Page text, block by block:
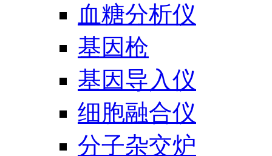
血糖分析仪
基因枪
基因导入仪
细胞融合仪
分子杂交炉